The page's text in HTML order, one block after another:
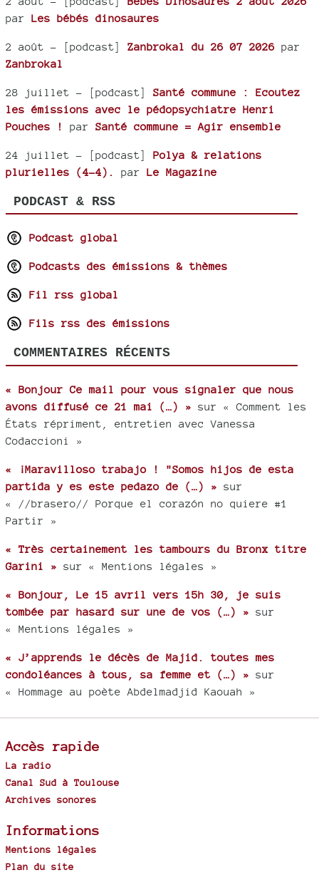
par Les bébés dinosaures
2 août - [podcast] Zanbrokal du 26 07 2026 par
Zanbrokal
28 juillet - [podcast] Santé commune : Ecoutez
les émissions avec le pédopsychiatre Henri
Pouches !
par Santé commune = Agir ensemble
24 juillet - [podcast] Polya & relations
plurielles (4-4).
par Le Magazine
PODCAST & RSS
Podcast global
Podcasts des émissions & thèmes
Fil rss global
Fils rss des émissions
COMMENTAIRES RÉCENTS
« Bonjour Ce mail pour vous signaler que nous
avons diffusé ce 21 mai (…) » sur « Comment les
États répriment, entretien avec Vanessa
Codaccioni »
« ¡Maravilloso trabajo ! "Somos hijos de esta
partida y es este pedazo de (…) » sur
« //brasero// Porque el corazón no quiere #1
Partir »
« Très certainement les tambours du Bronx titre
Garini » sur « Mentions légales »
« Bonjour, Le 15 avril vers 15h 30, je suis
tombée par hasard sur une de vos (…) » sur
« Mentions légales »
« J’apprends le décès de Majid. toutes mes
condoléances à tous, sa femme et (…) » sur
« Hommage au poète Abdelmadjid Kaouah »
Accès rapide
La radio
Canal Sud à Toulouse
Archives sonores
Informations
Mentions légales
Plan du site